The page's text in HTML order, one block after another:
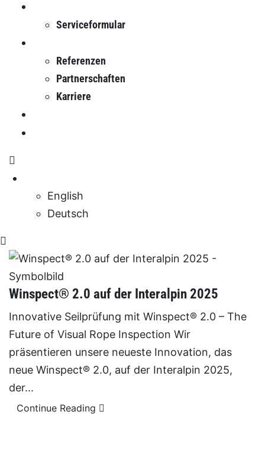
Serviceformular
Referenzen
Partnerschaften
Karriere
English
Deutsch
Winspect® 2.0 auf der Interalpin 2025
Innovative Seilprüfung mit Winspect® 2.0 – The
Future of Visual Rope Inspection Wir
präsentieren unsere neueste Innovation, das
neue Winspect® 2.0, auf der Interalpin 2025,
der...
Continue Reading